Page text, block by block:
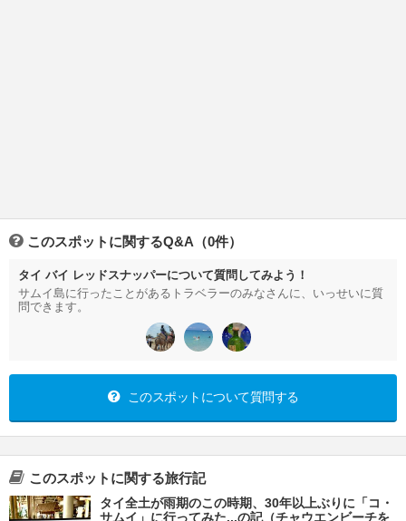
このスポットに関するQ&A（0件）
タイ バイ レッドスナッパーについて質問してみよう！
サムイ島に行ったことがあるトラベラーのみなさんに、いっせいに質
問できます。
このスポットについて質問する
このスポットに関する旅行記
タイ全土が雨期のこの時期、30年以上ぶりに「コ・
サムイ」に行ってみた...の記（チャウエンビーチを